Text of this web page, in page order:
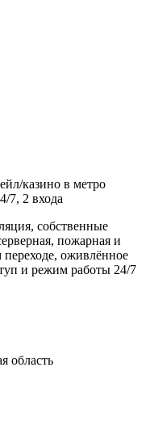
казино в метро
7, 2 входа
собственные
пожарная и
переходе, оживлённое
и режим работы 24/7
область